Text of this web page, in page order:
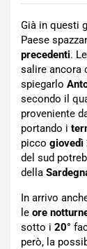
Già in questi
Paese
precedenti.
salire ancora
spiegarlo
secondo il
proveniente
portando i
picco giovedì
del sud
della
In arrivo
le ore
sotto i 20°
però, la